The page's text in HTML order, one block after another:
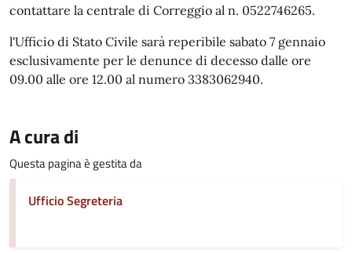
contattare la centrale di Correggio al n. 0522746265.
l'Ufficio di Stato Civile sarà reperibile sabato 7 gennaio
esclusivamente per le denunce di decesso dalle ore
09.00 alle ore 12.00 al numero 3383062940.
A cura di
Questa pagina è gestita da
Ufficio Segreteria